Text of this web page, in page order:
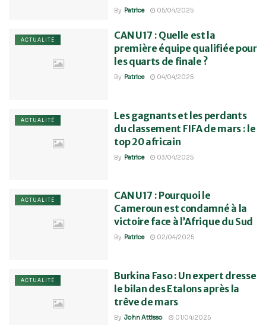
By Patrice 05/04/2025
ACTUALITÉ
CAN U17 : Quelle est la
première équipe qualifiée pour
les quarts de finale ?
By Patrice 04/04/2025
ACTUALITÉ
Les gagnants et les perdants
du classement FIFA de mars : le
top 20 africain
By Patrice 03/04/2025
ACTUALITÉ
CAN U17 : Pourquoi le
Cameroun est condamné à la
victoire face à l’Afrique du Sud
By Patrice 02/04/2025
ACTUALITÉ
Burkina Faso : Un expert dresse
le bilan des Etalons après la
trêve de mars
By John Attisso 01/04/2025